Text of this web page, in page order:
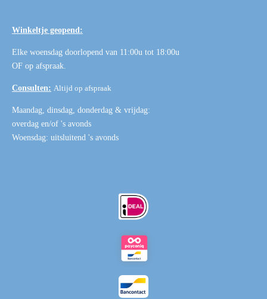
Winkeltje geopend:
Elke woensdag doorlopend van 11:00u tot 18:00u
OF op afspraak.
Consulten: Altijd op afspraak
Maandag, dinsdag, donderdag & vrijdag:
overdag en/of 's avonds
Woensdag: uitsluitend 's avonds